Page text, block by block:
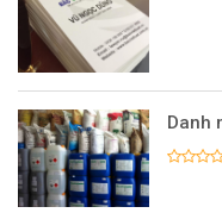
Danh